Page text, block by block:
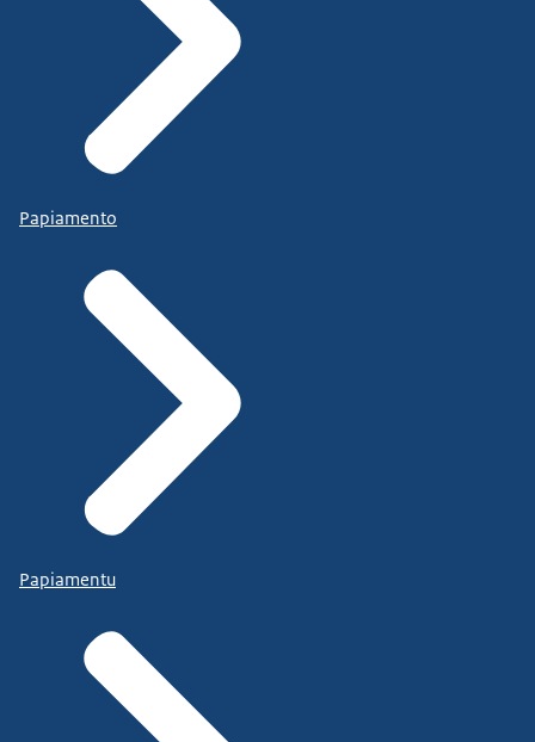
Papiamento
Papiamentu